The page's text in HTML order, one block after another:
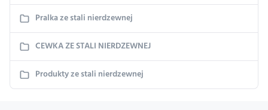
Pralka ze stali nierdzewnej
CEWKA ZE STALI NIERDZEWNEJ
Produkty ze stali nierdzewnej